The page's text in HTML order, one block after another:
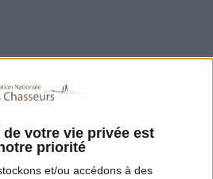
de votre vie privée est
priorité
et/ou accédons à des